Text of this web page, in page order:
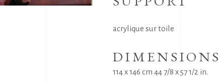
acrylique sur toile
DIMENSIONS
114 x 146 cm 44 7/8 x 57 1/2 in.